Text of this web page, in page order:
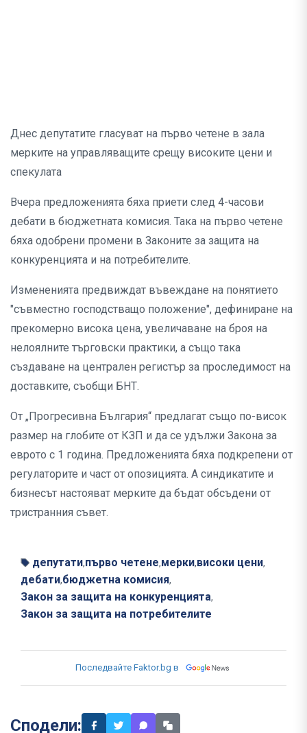
Днес депутатите гласуват на първо четене в зала
мерките на управляващите срещу високите цени и
спекулата
Вчера предложенията бяха приети след 4-часови
дебати в бюджетната комисия. Така на първо четене
бяха одобрени промени в Законите за защита на
конкуренцията и на потребителите.
Измененията предвиждат въвеждане на понятието
"съвместно господстващо положение", дефиниране на
прекомерно висока цена, увеличаване на броя на
нелоялните търговски практики, а също така
създаване на централен регистър за проследимост на
доставките, съобщи БНТ.
От „Прогресивна България“ предлагат също по-висок
размер на глобите от КЗП и да се удължи Закона за
еврото с 1 година. Предложенията бяха подкрепени от
регулаторите и част от опозицията. А синдикатите и
бизнесът настояват мерките да бъдат обсъдени от
тристранния съвет.
депутати,първо четене,мерки,високи цени,
дебати,бюджетна комисия,
Закон за защита на конкуренцията,
Закон за защита на потребителите
Последвайте Faktor.bg в
Сподели: